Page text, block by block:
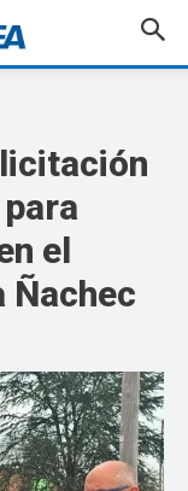
el
Ñachec